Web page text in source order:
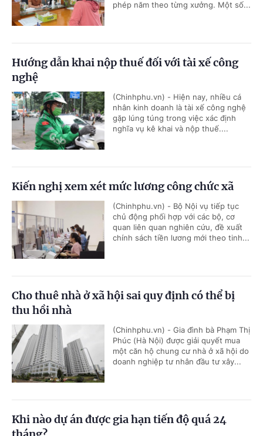
phép năm theo từng xưởng. Một số...
Hướng dẫn khai nộp thuế đối với tài xế công
nghệ
(Chinhphu.vn) - Hiện nay, nhiều cá
nhân kinh doanh là tài xế công nghệ
gặp lúng túng trong việc xác định
nghĩa vụ kê khai và nộp thuế....
Kiến nghị xem xét mức lương công chức xã
(Chinhphu.vn) - Bộ Nội vụ tiếp tục
chủ động phối hợp với các bộ, cơ
quan liên quan nghiên cứu, đề xuất
chính sách tiền lương mới theo tinh...
Cho thuê nhà ở xã hội sai quy định có thể bị
thu hồi nhà
(Chinhphu.vn) - Gia đình bà Phạm Thị
Phúc (Hà Nội) được giải quyết mua
một căn hộ chung cư nhà ở xã hội do
doanh nghiệp tư nhân đầu tư xây...
Khi nào dự án được gia hạn tiến độ quá 24